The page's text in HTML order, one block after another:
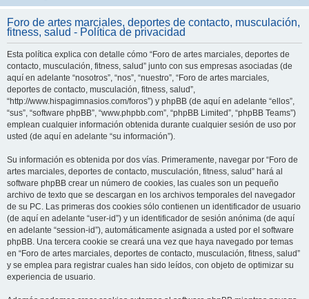
c
Foro de artes marciales, deportes de contacto, musculación,
fitness, salud - Política de privacidad
Esta política explica con detalle cómo “Foro de artes marciales, deportes de
contacto, musculación, fitness, salud” junto con sus empresas asociadas (de
aquí en adelante “nosotros”, “nos”, “nuestro”, “Foro de artes marciales,
deportes de contacto, musculación, fitness, salud”,
“http://www.hispagimnasios.com/foros”) y phpBB (de aquí en adelante “ellos”,
“sus”, “software phpBB”, “www.phpbb.com”, “phpBB Limited”, “phpBB Teams”)
emplean cualquier información obtenida durante cualquier sesión de uso por
usted (de aquí en adelante “su información”).
Su información es obtenida por dos vías. Primeramente, navegar por “Foro de
artes marciales, deportes de contacto, musculación, fitness, salud” hará al
software phpBB crear un número de cookies, las cuales son un pequeño
archivo de texto que se descargan en los archivos temporales del navegador
de su PC. Las primeras dos cookies sólo contienen un identificador de usuario
(de aquí en adelante “user-id”) y un identificador de sesión anónima (de aquí
en adelante “session-id”), automáticamente asignada a usted por el software
phpBB. Una tercera cookie se creará una vez que haya navegado por temas
en “Foro de artes marciales, deportes de contacto, musculación, fitness, salud”
y se emplea para registrar cuales han sido leídos, con objeto de optimizar su
experiencia de usuario.